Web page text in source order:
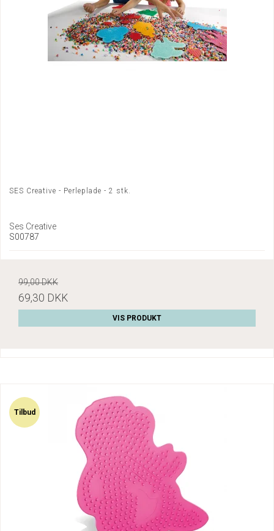
SES Creative - Perleplade - 2 stk.
Ses Creative
S00787
99,00 DKK
69,30 DKK
VIS PRODUKT
Tilbud